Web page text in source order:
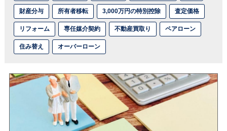
財産分与 所有者移転 3,000万円の特別控除 査定価格
リフォーム 専任媒介契約 不動産買取り ペアローン
住み替え オーバーローン